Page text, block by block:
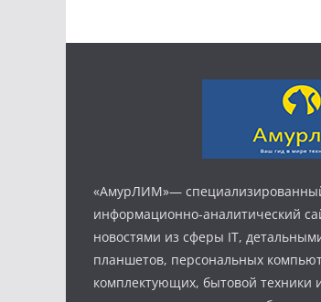
«АмурЛИМ»—
информационно-аналитический
новостями из сферы IT,
планшетов, персональных
комплектующих, бытовой техники